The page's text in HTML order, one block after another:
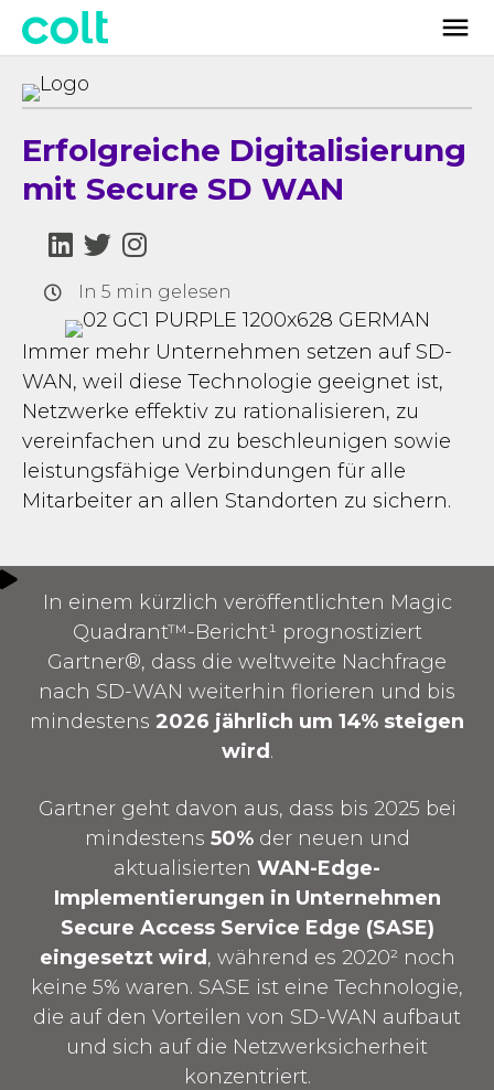
Erfolgreiche Digitalisierung
mit Secure SD WAN
In 5 min gelesen
Immer mehr Unternehmen setzen auf SD-
WAN, weil diese Technologie geeignet ist,
Netzwerke effektiv zu rationalisieren, zu
vereinfachen und zu beschleunigen sowie
leistungsfähige Verbindungen für alle
Mitarbeiter an allen Standorten zu sichern.
In einem kürzlich veröffentlichten Magic
Quadrant™-Bericht¹ prognostiziert
Gartner®, dass die weltweite Nachfrage
nach SD-WAN weiterhin florieren und bis
mindestens 2026 jährlich um 14% steigen
wird .
Gartner geht davon aus, dass bis 2025 bei
mindestens 50%der neuen und
aktualisierten WAN-Edge-
Implementierungen in Unternehmen
Secure Access Service Edge (SASE)
eingesetzt wird , während es 2020² noch
keine 5% waren. SASE ist eine Technologie,
die auf den Vorteilen von SD-WAN aufbaut
und sich auf die Netzwerksicherheit
konzentriert.